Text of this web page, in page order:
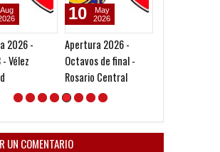
2026 -
Vélez
Aug
Apertura 2026 -
Octavos de final -
Rosario Central
10
May
2026
UN COMENTARIO